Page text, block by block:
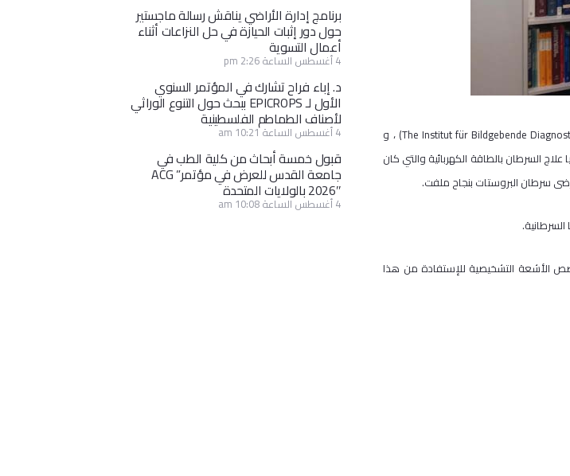
القدس | زار الدكتور رئيس دائرة التصوير الطبي في جامعة القدس محمد الحجوج، معهد بيلدبيند التشخيصي (The Institut für Bildgebende Diagnostik) ، و
السرطان بالطاقة الكهربائية والتي كان
سرطان البروستات بنجاح ملفت.
الأشعة التشخيصية للإستفادة من هذا
برنامج إدارة الأراضي يناقش رسالة ماجستير
حول دور إثبات الحيازة في حل النزاعات أثناء
أعمال التسوية
4 أغسطس الساعة 2:26 pm
د. إباء فراح تشارك في المؤتمر السنوي
الأول لـ EPICROPS ببحث حول التنوع الوراثي
لأصناف الطماطم الفلسطينية
4 أغسطس الساعة 10:21 am
قبول خمسة أبحاث من كلية الطب في
جامعة القدس للعرض في مؤتمر” ACG
2026″ بالولايات المتحدة
4 أغسطس الساعة 10:08 am